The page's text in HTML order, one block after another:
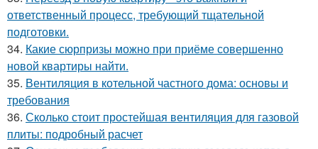
ответственный процесс, требующий тщательной
подготовки.
34. Какие сюрпризы можно при приёме совершенно
новой квартиры найти.
35. Вентиляция в котельной частного дома: основы и
требования
36. Сколько стоит простейшая вентиляция для газовой
плиты: подробный расчет